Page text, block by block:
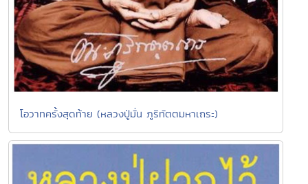
โอวาทครั้งสุดท้าย (หลวงปู่มั่น ภูริทัตตมหาเถระ)